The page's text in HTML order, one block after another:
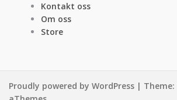
Kontakt oss
Om oss
Store
Proudly powered by WordPress | Theme: